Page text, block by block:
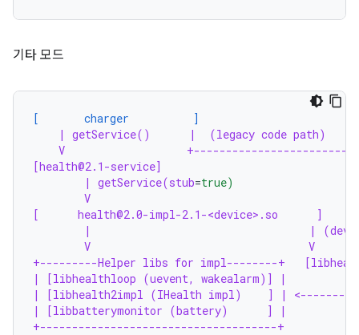
기타 모드
[       charger          ]
| getService()      |  (legacy code path)
V
[health@2.1-service]
| getService(stub=true)
V
[      health@2.0-impl-2.1-<device>.so
|                                  | (device-
V                                  V
+---------Helper libs for impl--------+
| [libhealthloop (uevent, wakealarm)] |
| [libhealth2impl (IHealth impl)    ] |
| [libbatterymonitor (battery)      ] |
+-------------------------------------+